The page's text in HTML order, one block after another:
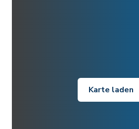
Karte laden